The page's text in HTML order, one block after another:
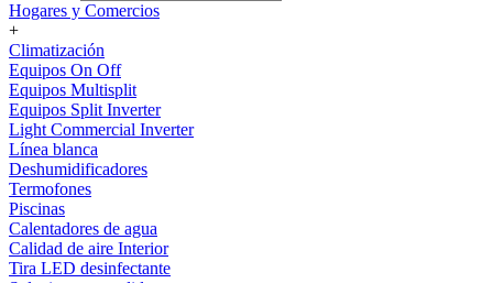
Hogares y Comercios
+
Climatización
Equipos On Off
Equipos Multisplit
Equipos Split Inverter
Light Commercial Inverter
Línea blanca
Deshumidificadores
Termofones
Piscinas
Calentadores de agua
Calidad de aire Interior
Tira LED desinfectante